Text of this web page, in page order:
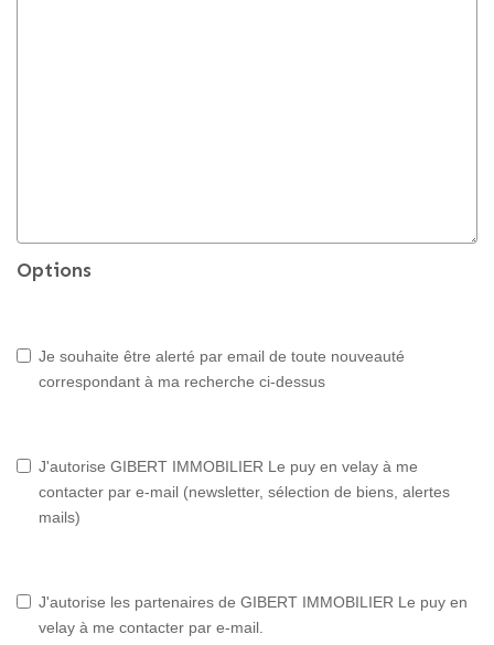
Options
Je souhaite être alerté par email de toute nouveauté
correspondant à ma recherche ci-dessus
J'autorise GIBERT IMMOBILIER Le puy en velay à me
contacter par e-mail (newsletter, sélection de biens, alertes
mails)
J'autorise les partenaires de GIBERT IMMOBILIER Le puy en
velay à me contacter par e-mail.